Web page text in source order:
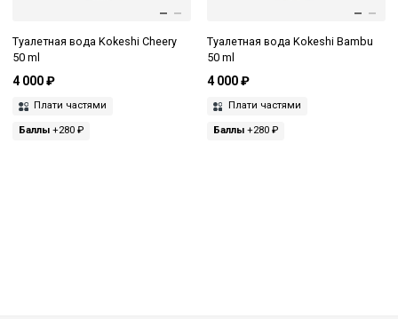
Туалетная вода Kokeshi Cheery
50 ml
4 000 ₽
Плати частями
Баллы +280 ₽
Туалетная вода Kokeshi Bambu
50 ml
4 000 ₽
Плати частями
Баллы+280 ₽